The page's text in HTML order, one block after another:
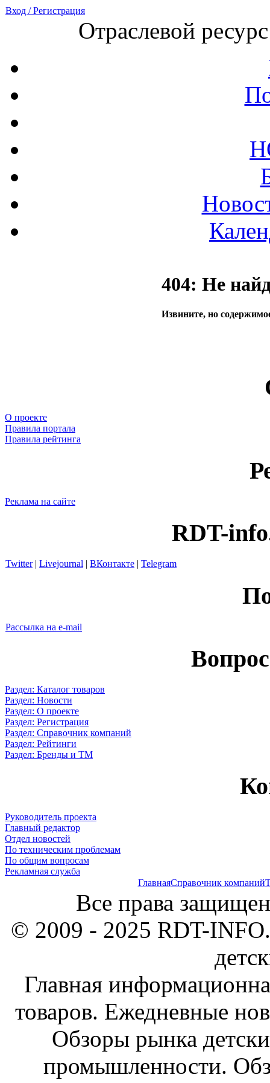
Вход / Регистрация
Отраслевой
404: Не
Извините, но
О проекте
Правила портала
Правила рейтинга
Реклама на сайте
RDT-
Twitter| Livejournal | ВКонтакте | Telegram
Рассылка на e-mail
Раздел: Каталог товаров
Раздел: Новости
Раздел: О проекте
Раздел: Регистрация
Раздел: Справочник компаний
Раздел: Рейтинги
Раздел: Бренды и ТМ
Руководитель проекта
Главный редактор
Отдел новостей
По техническим проблемам
По общим вопросам
Рекламная служба
ГлавнаяСправочник компаний
Все права
© 2009 - 2025 RDT-
Главная
товаров. Ежедневные
Обзоры рынка
промышленности.